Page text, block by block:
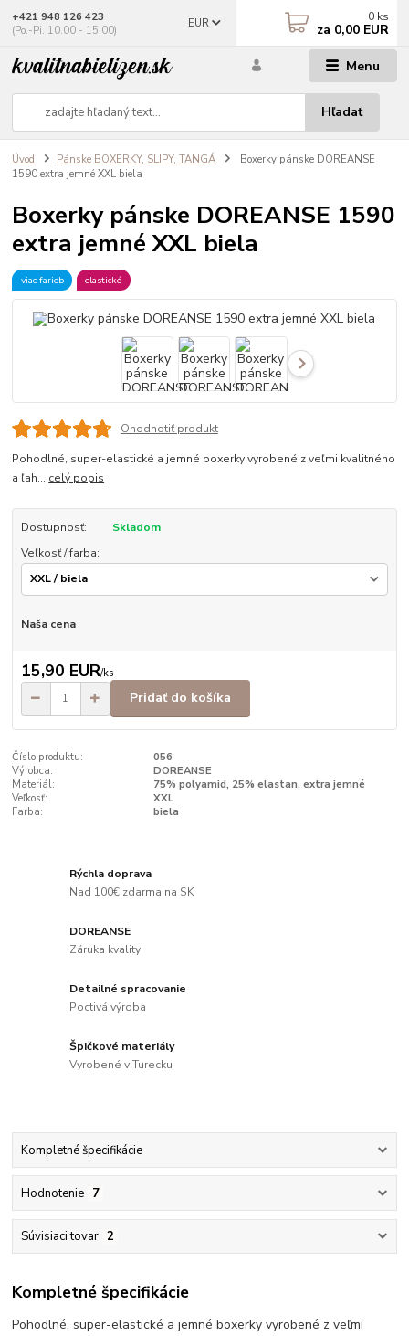
Menu
EUR
Hľadať
+421 948 126 423
(Po.-Pi. 10.00 - 15.00)
0 ks
za 0,00 EUR
Úvod Pánske BOXERKY, SLIPY, TANGÁ
Boxerky pánske DOREANSE
1590 extra jemné XXL biela
Boxerky pánske DOREANSE 1590
extra jemné XXL biela
viac farieb elastické
Ohodnotiť produkt
Pohodlné, super-elastické a jemné boxerky vyrobené z veľmi kvalitného
a ľah... celý popis
Dostupnosť:
Skladom
Veľkosť / farba:
Naša cena
15,90 EUR/ks
Pridať do košíka
Číslo produktu:
056
Výrobca:
DOREANSE
Materiál:
75% polyamid, 25% elastan, extra jemné
Veľkosť:
XXL
Farba:
biela
Rýchla doprava
Nad 100€ zdarma na SK
DOREANSE
Záruka kvality
Detailné spracovanie
Poctivá výroba
Špičkové materiály
Vyrobené v Turecku
Kompletné špecifikácie
Hodnotenie 7
Súvisiaci tovar 2
Kompletné špecifikácie
Pohodlné, super-elastické a jemné boxerky vyrobené z veľmi